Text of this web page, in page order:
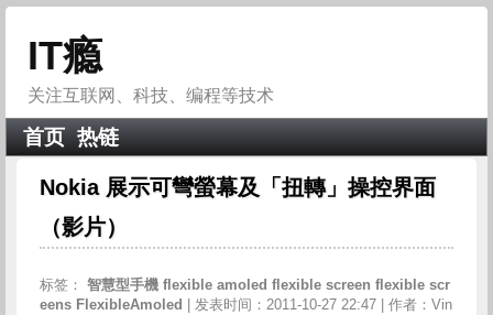
IT瘾
关注互联网、科技、编程等技术
首页 热链
Nokia 展示可彎螢幕及「扭轉」操控界面
（影片）
标签： 智慧型手機 flexible amoled flexible screen flexible scr
eens FlexibleAmoled
| 发表时间：2011-10-27 22:47 | 作者：Vin